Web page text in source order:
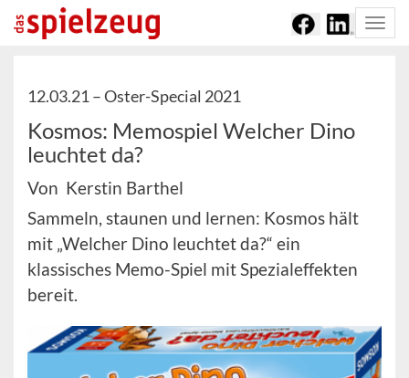
12.03.21 –Oster-Special 2021
Kosmos: Memospiel Welcher Dino
leuchtet da?
Von Kerstin Barthel
Sammeln, staunen und lernen: Kosmos hält
mit „Welcher Dino leuchtet da?“ ein
klassisches Memo-Spiel mit Spezialeffekten
bereit.